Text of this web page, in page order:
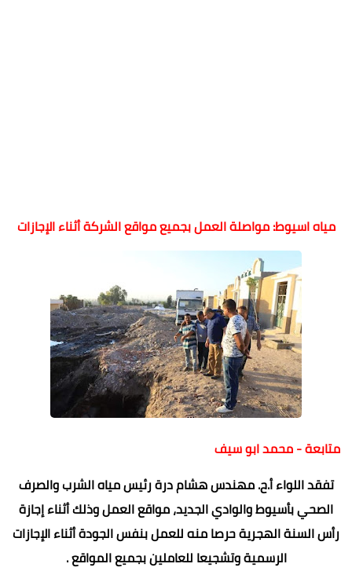
مياه اسيوط: مواصلة العمل بجميع مواقع الشركة أثناء الإجازات
متابعة - محمد ابو سيف
تفقد اللواء أ.ح. مهندس هشام درة رئيس مياه الشرب والصرف
الصحي بأسيوط والوادي الجديد، مواقع العمل وذلك أثناء إجازة
رأس السنة الهجرية حرصا منه للعمل بنفس الجودة أثناء الإجازات
الرسمية وتشجيعا للعاملين بجميع المواقع .